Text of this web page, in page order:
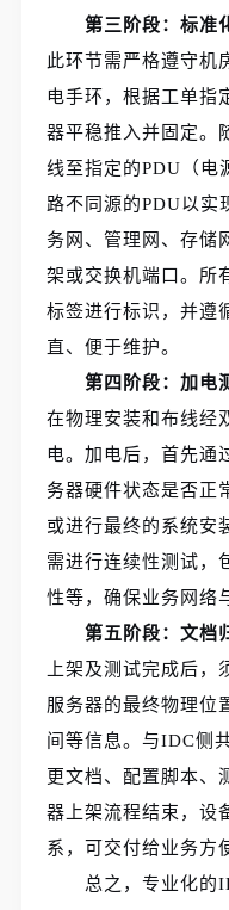
第三阶段：标准
此环节需严格遵守机
电手环，根据工单指
器平稳推入并固定。
线至指定的PDU（电
路不同源的PDU以实
务网、管理网、存储
架或交换机端口。所
标签进行标识，并遵
直、便于维护。
第四阶段：加电
在物理安装和布线经
电。加电后，首先通
务器硬件状态是否正
或进行最终的系统安
需进行连续性测试，
性等，确保业务网络
第五阶段：文档
上架及测试完成后
服务器的最终物理位
间等信息。与IDC侧
更文档、配置脚本、
器上架流程结束，设
系，可交付给业务方
总之，专业化的